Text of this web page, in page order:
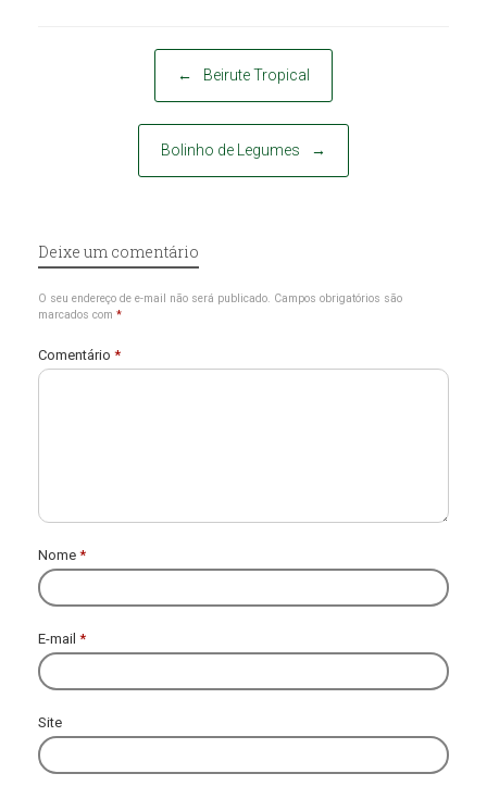
← Beirute Tropical
Bolinho de Legumes →
Deixe um comentário
O seu endereço de e-mail não será publicado. Campos obrigatórios são
marcados com *
Comentário *
Nome *
E-mail *
Site